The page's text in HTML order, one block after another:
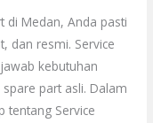
di Medan, Anda pasti
dan resmi. Service
kebutuhan
part asli. Dalam
tentang Service